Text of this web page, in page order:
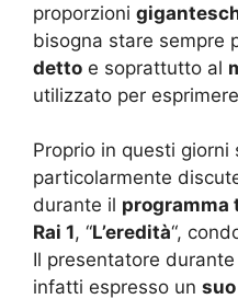
proporzioni
bisogna stare sempre
detto e soprattutto al
utilizzato per
Proprio in questi giorni
particolarmente
durante il programma
Rai 1, “L’eredità“,
Il presentatore
infatti espresso un